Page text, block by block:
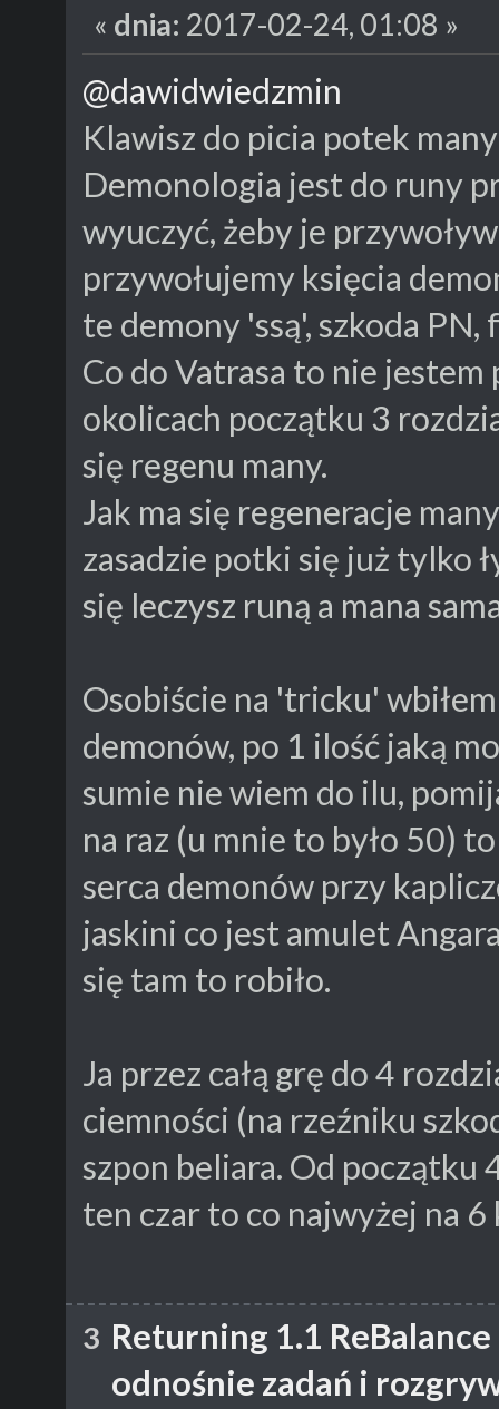
« dnia: 2017-02-24, 01:08 »
@dawidwiedzmin
Klawisz do picia potek
Demonologia jest do runy
wyuczyć, żeby je
przywołujemy księcia
te demony 'ssą', szkoda
Co do Vatrasa to nie jestem
okolicach początku 3
się regenu many.
Jak ma się regeneracje
zasadzie potki się już tylko
się leczysz runą a mana
Osobiście na 'tricku'
demonów, po 1 ilość jaką
sumie nie wiem do ilu,
na raz (u mnie to było 50)
serca demonów przy
jaskini co jest amulet
się tam to robiło.
Ja przez całą grę do 4
ciemności (na rzeźniku
szpon beliara. Od początku
ten czar to co najwyżej na
3 Returning 1.1
odnośnie zadań i